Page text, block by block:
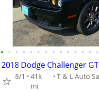
• • • • • • • • • • • • • •
2018 Dodge Challenger GT
8/1
41k
mi